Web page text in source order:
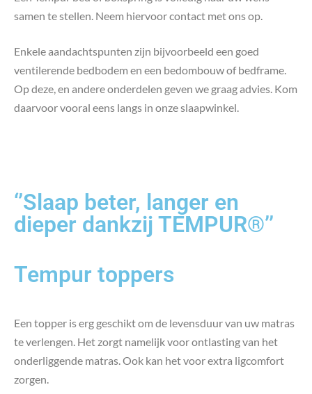
samen te stellen. Neem hiervoor contact met ons op.
Enkele aandachtspunten zijn bijvoorbeeld een goed
ventilerende bedbodem en een bedombouw of bedframe.
Op deze, en andere onderdelen geven we graag advies. Kom
daarvoor vooral eens langs in onze slaapwinkel.
‘’Slaap beter, langer en
dieper dankzij TEMPUR®’’
Tempur toppers
Een topper is erg geschikt om de levensduur van uw matras
te verlengen. Het zorgt namelijk voor ontlasting van het
onderliggende matras. Ook kan het voor extra ligcomfort
zorgen.